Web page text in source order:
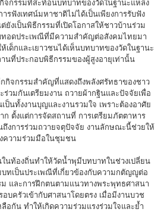
จกรรมที่สะท้อนบทบาทของวัดในฐานะแหล่ง
รฟังเทศน์มหาชาติไม่ได้เป็นเพียงการรับฟัง
ต่ยังเป็นพิธีกรรมที่เปิดโอกาสให้ชาวบ้านร่วม
อดประเพณีที่มีความสำคัญต่อสังคมไทยมา
ด็กและเยาวชนได้เห็นบทบาทของวัดในฐานะ
นที่ประกอบพิธีกรรมของผู้สูงอายุเท่านั้น
กิจกรรมสำคัญที่แสดงถึงพลังศรัทธาของชาว
วมกันเตรียมงาน ถวายผ้ากฐินและปัจจัยเพื่อ
ป็นทั้งงานบุญและงานรวมใจ เพราะต้องอาศัย
ตั้งแต่การจัดสถานที่ การเตรียมภัตตาหาร
ถึงการร่วมถวายจตุปัจจัย งานลักษณะนี้ช่วยให้
ความร่วมมือในชุมชน
นท้องถิ่นทำให้วัดน้ำพุมีบทบาทในช่วงเปลี่ยน
ทเป็นประเพณีที่เกี่ยวข้องกับความกตัญญูต่อ
และการฝึกตนตามแนวทางพระพุทธศาสนา
บครัวเข้ากับศาสนาโดยตรง เมื่อมีงานบวช
อกัน ทำให้เกิดความร่วมแรงร่วมใจและย้ำ